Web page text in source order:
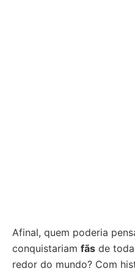
Afinal, quem poderia
conquistariam fãs de
redor do mundo? Com